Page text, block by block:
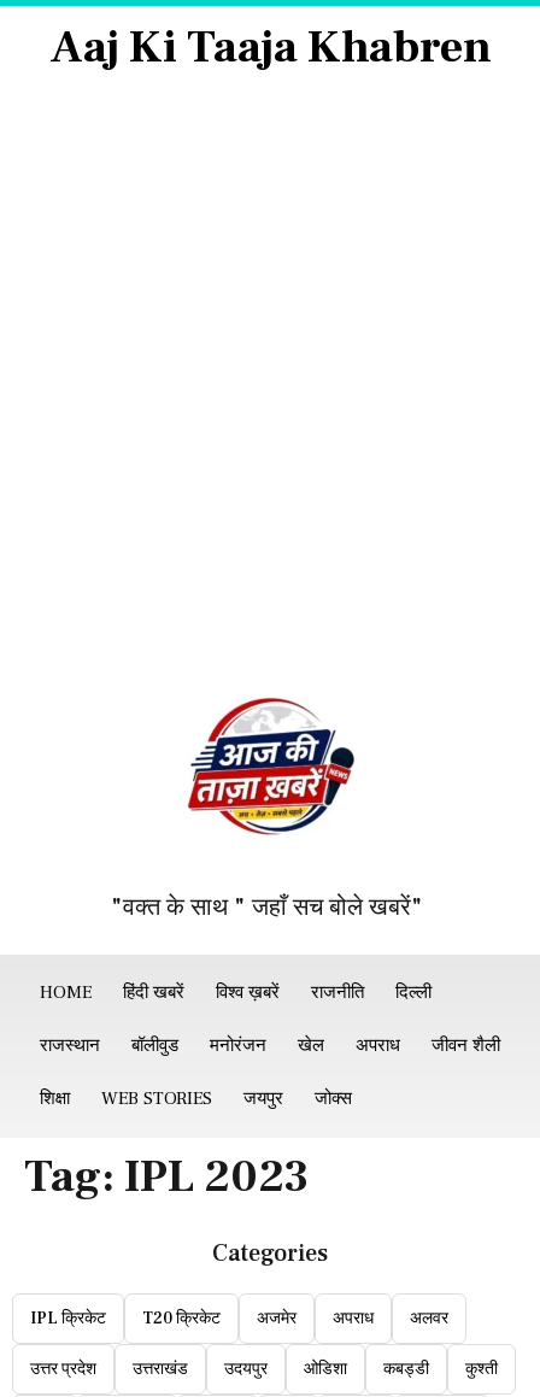
Aaj Ki Taaja Khabren
"वक्त के साथ " जहाँ सच बोले खबरें"
HOME हिंदी खबरें विश्व ख़बरें राजनीति दिल्ली
राजस्थान बॉलीवुड मनोरंजन खेल अपराध जीवन शैली
शिक्षा WEB STORIES जयपुर जोक्स
Tag: IPL 2023
Categories
IPL क्रिकेट T20 क्रिकेट अजमेर अपराध अलवर
उत्तर प्रदेश उत्तराखंड उदयपुर ओडिशा कबड्डी कुश्ती